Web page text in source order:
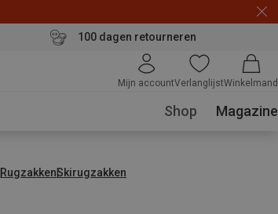
100 dagen retourneren
Mijn accountVerlanglijstWinkelmand
Shop Magazine
RugzakkenSkirugzakken